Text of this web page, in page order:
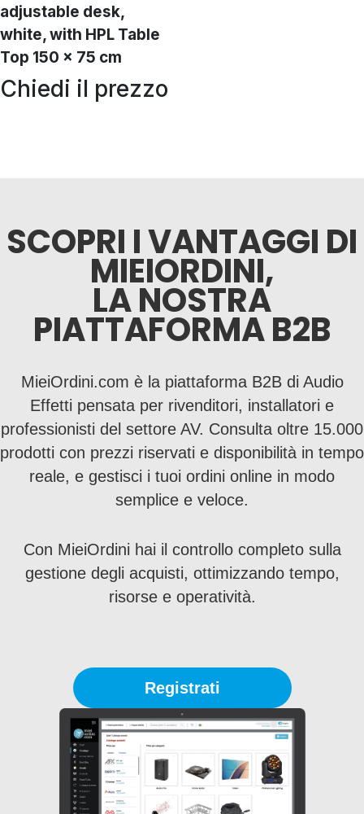
adjustable desk,
white, with HPL Table
Top 150 x 75 cm
Chiedi il prezzo
SCOPRI I VANTAGGI DI
MIEIORDINI,
LA NOSTRA
PIATTAFORMA B2B
MieiOrdini.com è la piattaforma B2B di Audio
Effetti pensata per rivenditori, installatori e
professionisti del settore AV. Consulta oltre 15.000
prodotti con prezzi riservati e disponibilità in tempo
reale, e gestisci i tuoi ordini online in modo
semplice e veloce.
Con MieiOrdini hai il controllo completo sulla
gestione degli acquisti, ottimizzando tempo,
risorse e operatività.
Registrati